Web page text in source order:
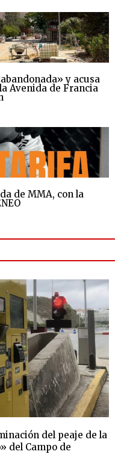
y acusa
Avenida de Francia
de MMA, con la
del peaje de la
del Campo de